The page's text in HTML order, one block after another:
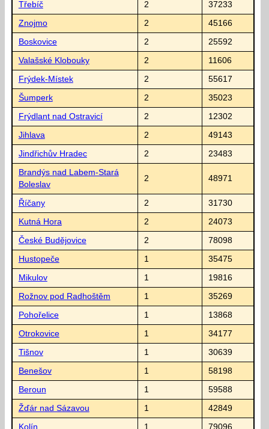
Třebíč 2 37233
Znojmo 2 45166
Boskovice 2 25592
Valašské Klobouky 2 11606
Frýdek-Místek 2 55617
Šumperk 2 35023
Frýdlant nad Ostravicí 2 12302
Jihlava 2 49143
Jindřichův Hradec 2 23483
Brandýs nad Labem-Stará
Boleslav
2 48971
Říčany 2 31730
Kutná Hora 2 24073
České Budějovice 2 78098
Hustopeče 1 35475
Mikulov 1 19816
Rožnov pod Radhoštěm 1 35269
Pohořelice 1 13868
Otrokovice 1 34177
Tišnov 1 30639
Benešov 1 58198
Beroun 1 59588
Žďár nad Sázavou 1 42849
Kolín 1 79096